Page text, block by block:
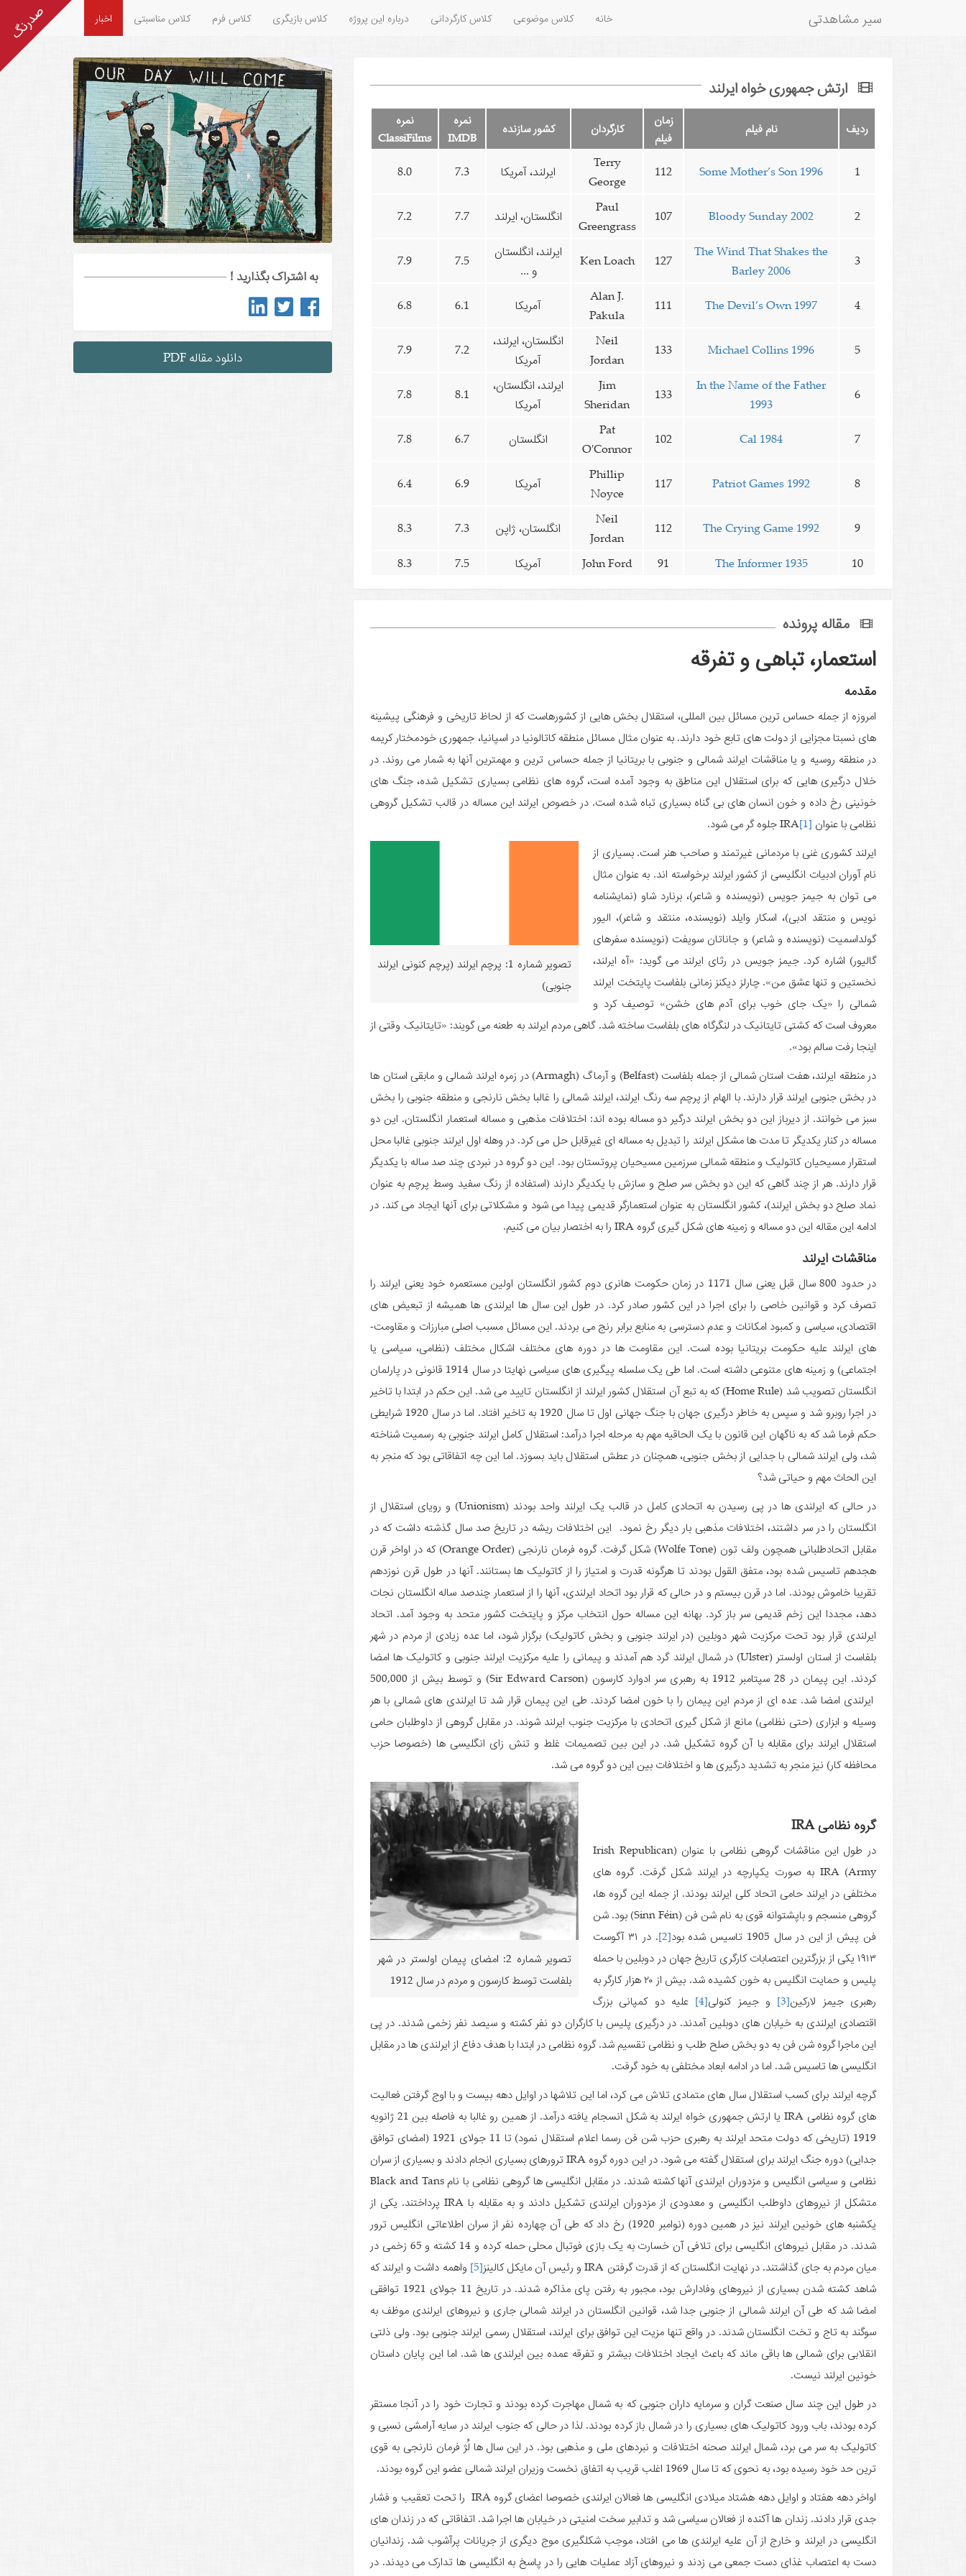
سیر مشاهدتی خانه کلاس موضوعی کلاس کارگردانی درباره این پروژه کلاس بازیگری کلاس فرم کلاس مناسبتی اخبار
ارتش جمهوری خواه ایرلند
ردیف نام فیلم
زمان
فیلم
کارگردان کشور سازنده
نمره
IMDB
نمره
ClassiFilms
1
Some Mother’s Son 1996
112
Terry
George
ایرلند، آمریکا 7.3
8.0
2
Bloody Sunday 2002
107
Paul
Greengrass
انگلستان، ایرلند 7.7
7.2
3
The Wind That Shakes the
Barley 2006
127
Ken Loach
ایرلند، انگلستان
و ...
7.5
7.9
4
The Devil’s Own 1997
111
Alan J.
Pakula
آمریکا 6.1
6.8
5
Michael Collins 1996
133
Neil
Jordan
انگلستان، ایرلند،
آمریکا
7.2
7.9
6
In the Name of the Father
1993
133
Jim
Sheridan
ایرلند، انگلستان،
آمریکا
8.1
7.8
7
Cal 1984
102
Pat
O'Connor
انگلستان 6.7
7.8
8
Patriot Games 1992
117
Phillip
Noyce
آمریکا 6.9
6.4
9
The Crying Game 1992
112
Neil
Jordan
انگلستان، ژاپن 7.3
8.3
10
The Informer 1935
91
John Ford آمریکا 7.5
8.3
مقاله پرونده
استعمار، تباهی و تفرقه
مقدمه
امروزه از جمله حساس ترین مسائل بین المللی، استقلال بخش هایی از کشورهاست که از لحاظ تاریخی و فرهنگی پیشینه
های نسبتا مجزایی از دولت های تابع خود دارند. به عنوان مثال مسائل منطقه کاتالونیا در اسپانیا، جمهوری خودمختار کریمه
در منطقه روسیه و یا مناقشات ایرلند شمالی و جنوبی با بریتانیا از جمله حساس ترین و مهمترین آنها به شمار می ­روند. در
خلال درگیری­ هایی که برای استقلال این مناطق به وجود آمده است، گروه های نظامی بسیاری تشکیل شده، جنگ­ های
خونینی رخ داده و خون انسان­ های بی­ گناه بسیاری تباه شده است. در خصوص ایرلند این مساله در قالب تشکیل گروهی
نظامی با عنوان IRA [1] جلوه گر می ­شود.
تصویر شماره 1: پرچم ایرلند (پرچم کنونی ایرلند
جنوبی)
ایرلند کشوری غنی با مردمانی غیرتمند و صاحب هنر است. بسیاری از
نام آوران ادبیات انگلیسی از کشور ایرلند برخواسته ­اند. به عنوان مثال
می ­توان به جیمز جویس (نویسنده و شاعر)، برنارد شاو (نمایش­نامه
نویس و منتقد ادبی)، اسکار وایلد (نویسنده، منتقد و شاعر)، الیور
گولداسمیت (نویسنده و شاعر) و جاناتان سویفت (نویسنده سفرهای
گالیور) اشاره کرد. جیمز جویس در رثای ایرلند می ­گوید: «آه ایرلند،
نخستین و تنها عشق من». چارلز دیکنز زمانی بلفاست پایتخت ایرلند
شمالی را «یک جای خوب برای آدم‌ های خشن» توصیف کرد و
معروف است که کشتی تایتانیک در لنگرگاه‌ های بلفاست ساخته شد. گاهی مردم ایرلند به طعنه می گویند: «تایتانیک وقتی از
اینجا رفت سالم بود».
در منطقه ایرلند، هفت استان شمالی از جمله بلفاست (Belfast) و آرماگ (Armagh) در زمره ایرلند شمالی و مابقی استان­ ها
در بخش جنوبی ایرلند قرار دارند. با الهام از پرچم سه رنگ ایرلند، ایرلند شمالی را غالبا بخش نارنجی و منطقه جنوبی را بخش
سبز می ­خوانند. از دیرباز این دو بخش ایرلند درگیر دو مساله بوده ­اند: اختلافات مذهبی و مساله استعمار انگلستان. این دو
مساله در کنار یکدیگر تا مدت­ ها مشکل ایرلند را تبدیل به مساله ای غیرقابل حل می ­کرد. در وهله اول ایرلند جنوبی غالبا محل
استقرار مسیحیان کاتولیک و منطقه شمالی سرزمین مسیحیان پروتستان بود. این دو گروه در نبردی چند صد ساله با یکدیگر
قرار دارند. هر از چند گاهی که این دو بخش سر صلح و سازش با یکدیگر دارند (استفاده از رنگ سفید وسط پرچم به عنوان
نماد صلح دو بخش ایرلند)، کشور انگلستان به عنوان استعمارگر قدیمی پیدا می ­شود و مشکلاتی برای آنها ایجاد می ­کند. در
ادامه این مقاله این دو مساله و زمینه های شکل گیری گروه IRA را به اختصار بیان می ­کنیم.
مناقشات ایرلند
در حدود 800 سال قبل یعنی سال 1171 در زمان حکومت هانری دوم کشور انگلستان اولین مستعمره خود یعنی ایرلند را
تصرف کرد و قوانین خاصی را برای اجرا در این کشور صادر کرد. در طول این سال­ ها ایرلندی­ ها همیشه از تبعیض­ های
اقتصادی، سیاسی و کمبود امکانات و عدم دسترسی به منابع برابر رنج می ­بردند. این مسائل مسبب اصلی مبارزات و مقاومت­
های ایرلند علیه حکومت بریتانیا بوده است. این مقاومت­ ها در دوره های مختلف اشکال مختلف (نظامی، سیاسی یا
اجتماعی) و زمینه­ های متنوعی داشته است. اما طی یک سلسله پیگیری­ های سیاسی نهایتا در سال 1914 قانونی در پارلمان
انگلستان تصویب شد (Home Rule) که به تبع آن استقلال کشور ایرلند از انگلستان تایید می ­شد. این حکم در ابتدا با تاخیر
در اجرا روبرو شد و سپس به خاطر درگیری جهان با جنگ جهانی اول تا سال 1920 به تاخیر افتاد. اما در سال 1920 شرایطی
حکم فرما شد که به ناگهان این قانون با یک الحاقیه مهم به مرحله اجرا درآمد: استقلال کامل ایرلند جنوبی به رسمیت شناخته
شد، ولی ایرلند شمالی با جدایی از بخش جنوبی، همچنان در عطش استقلال باید بسوزد. اما این چه اتفاقاتی بود که منجر به
این الحاث مهم و حیاتی شد؟
در حالی که ایرلندی­ ها در پی رسیدن به اتحادی کامل در قالب یک ایرلند واحد بودند (Unionism) و رویای استقلال از
انگلستان را در سر داشتند، اختلافات مذهبی بار دیگر رخ نمود. این اختلافات ریشه در تاریخ صد سال گذشته داشت که در
مقابل اتحادطلبانی همچون ولف تون (Wolfe Tone) شکل گرفت. گروه فرمان نارنجی (Orange Order) که در اواخر قرن
هجدهم تاسیس شده بود، متفق القول بودند تا هرگونه قدرت و امتیاز را از کاتولیک ها بستانند. آنها در طول قرن نوزدهم
تقریبا خاموش بودند. اما در قرن بیستم و در حالی که قرار بود اتحاد ایرلندی، آنها را از استعمار چندصد ساله انگلستان نجات
دهد، مجددا این زخم قدیمی سر باز کرد. بهانه این مساله حول انتخاب مرکز و پایتخت کشور متحد به وجود آمد. اتحاد
ایرلندی قرار بود تحت مرکزیت شهر دوبلین (در ایرلند جنوبی و بخش کاتولیک) برگزار شود، اما عده زیادی از مردم در شهر
بلفاست از استان اولستر (Ulster) در شمال ایرلند گرد هم آمدند و پیمانی را علیه مرکزیت ایرلند جنوبی و کاتولیک­ ها امضا
کردند. این پیمان در 28 سپتامبر 1912 به رهبری سر ادوارد کارسون (Sir Edward Carson) و توسط بیش از 500,000
ایرلندی امضا شد. عده ای از مردم این پیمان را با خون امضا کردند. طی این پیمان قرار شد تا ایرلندی­ های شمالی با هر
وسیله و ابزاری (حتی نظامی) مانع از شکل ­گیری اتحادی با مرکزیت جنوب ایرلند شوند. در مقابل گروهی از داوطلبان حامی
استقلال ایرلند برای مقابله با آن گروه تشکیل شد. در این بین تصمیمات غلط و تنش زای انگلیسی­ ها (خصوصا حزب
محافظه­ کار) نیز منجر به تشدید درگیری­ ها و اختلافات بین این دو گروه می ­شد.
تصویر شماره 2: امضای پیمان اولستر در شهر
بلفاست توسط کارسون و مردم در سال 1912
گروه نظامی IRA
در طول این مناقشات گروهی نظامی با عنوان (Irish Republican
Army) IRA به صورت یکپارچه در ایرلند شکل گرفت. گروه های
مختلفی در ایرلند حامی اتحاد کلی ایرلند بودند. از جمله این گروه ها،
گروهی منسجم و باپشتوانه قوی به نام شن فن (Sinn Féin) بود. شن
فن پیش از این در سال 1905 تاسیس شده بود
[2]
. در ۳۱ آگوست
۱۹۱۳ یکی از بزرگترین اعتصابات کارگری تاریخ جهان در دوبلین با حمله
پلیس و حمایت انگلیس به خون کشیده شد. بیش از ۲۰ هزار کارگر به
رهبری جیمز لارکین[3] و جیمز کنولی[4]
علیه دو کمپانی بزرگ
اقتصادی ایرلندی به خیابان های دوبلین آمدند. در درگیری پلیس با کارگران دو نفر کشته و سیصد نفر زخمی شدند. در پی
این ماجرا گروه شن فن به دو بخش صلح طلب و نظامی تقسیم شد. گروه نظامی در ابتدا با هدف دفاع از ایرلندی ها در مقابل
انگلیسی ها تاسیس شد. اما در ادامه ابعاد مختلفی به خود گرفت.
گرچه ایرلند برای کسب استقلال سال های متمادی تلاش می ­کرد، اما این تلاش­ها در اوایل دهه بیست و با اوج گرفتن فعالیت
های گروه نظامی IRA یا ارتش جمهوری خواه ایرلند به شکل انسجام یافته درآمد. از همین رو غالبا به فاصله بین 21 ژانویه
1919 (تاریخی که دولت متحد ایرلند به رهبری حزب شن فن رسما اعلام استقلال نمود) تا 11 جولای 1921 (امضای توافق
جدایی) دوره جنگ ایرلند برای استقلال گفته می ­شود. در این دوره گروه IRA ترورهای بسیاری انجام دادند و بسیاری از سران
نظامی و سیاسی انگلیس و مزدوران ایرلندی آنها کشته شدند. در مقابل انگلیسی ها گروهی نظامی با نام Black and Tans
متشکل از نیروهای داوطلب انگلیسی و معدودی از مزدوران ایرلندی تشکیل دادند و به مقابله با IRA پرداختند. یکی از
یکشنبه های خونین ایرلند نیز در همین دوره (نوامبر 1920) رخ داد که طی آن چهارده نفر از سران اطلاعاتی انگلیس ترور
شدند. در مقابل نیروهای انگلیسی برای تلافی آن خسارت به یک بازی فوتبال محلی حمله کرده و 14 کشته و 65 زخمی در
میان مردم به جای گذاشتند. در نهایت انگلستان که از قدرت گرفتن IRA و رئیس آن مایکل کالینز
[5]
واهمه داشت و ایرلند که
شاهد کشته شدن بسیاری از نیروهای وفادارش بود، مجبور به رفتن پای مذاکره شدند. در تاریخ 11 جولای 1921 توافقی
امضا شد که طی آن ایرلند شمالی از جنوبی جدا شد، قوانین انگلستان در ایرلند شمالی جاری و نیروهای ایرلندی موظف به
سوگند به تاج و تخت انگلستان شدند. در واقع تنها مزیت این توافق برای ایرلند، استقلال رسمی ایرلند جنوبی بود. ولی ذلتی
انقلابی برای شمالی ها باقی ماند که باعث ایجاد اختلافات بیشتر و تفرقه عمده بین ایرلندی ها شد. اما این پایان داستان
خونین ایرلند نیست.
در طول این چند سال صنعت گران و سرمایه داران جنوبی که به شمال مهاجرت کرده بودند و تجارت خود را در آنجا مستقر
کرده بودند، باب ورود کاتولیک های بسیاری را در شمال باز کرده بودند. لذا در حالی که جنوب ایرلند در سایه آرامشی نسبی و
کاتولیک به سر می ­برد، شمال ایرلند صحنه اختلافات و نبردهای ملی و مذهبی بود. در این سال­ ها لُژ فرمان نارنجی به قوی
ترین حد خود رسیده بود، به نحوی که تا سال 1969 اغلب قریب به اتفاق نخست وزیران ایرلند شمالی عضو این گروه بودند.
اواخر دهه هفتاد و اوایل دهه هشتاد میلادی انگلیسی ها فعالان ایرلندی خصوصا اعضای گروه IRA را تحت تعقیب و فشار
جدی قرار دادند. زندان­ ها آکنده از فعالان سیاسی شد و تدابیر سخت امنیتی در خیابان­ ها اجرا شد. اتفاقاتی که در زندان­ های
انگلیسی در ایرلند و خارج از آن علیه ایرلندی­ ها می ­افتاد، موجب شکل­گیری موج دیگری از جریانات پرآشوب شد. زندانیان
دست به اعتصاب غذای دست جمعی می ­زدند و نیروهای آزاد عملیات­ هایی را در پاسخ به انگلیسی­ ها تدارک می ­دیدند. در
به اشتراک بگذارید !
دانلود مقاله PDF